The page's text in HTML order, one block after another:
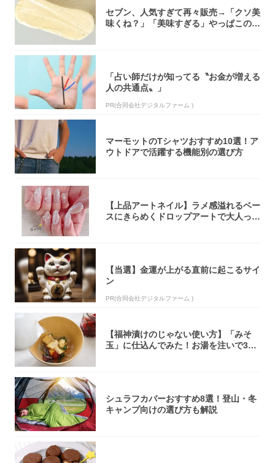
セブン、人気すぎて再々販売→「クソ美
味くね？」「美味すぎる」やっぱこのク
「占い師だけが知ってる〝お金が増える
人の共通点〟」
PR(合同会社デジタルファーム )
マーモットのTシャツおすすめ10選！ア
ウトドアで活躍する機能別の選び方
【上品アートネイル】ラメ感溢れるベー
スにきらめくドロップアートで大人っぽ
【当選】金運が上がる直前に起こるサイ
ン
PR(合同会社デジタルファーム )
【福神漬けのじゃない使い方】「みそ
玉」に仕込んでみた！お湯を注いで30
シュラフカバーおすすめ8選！登山・冬
キャンプ向けの選び方も解説